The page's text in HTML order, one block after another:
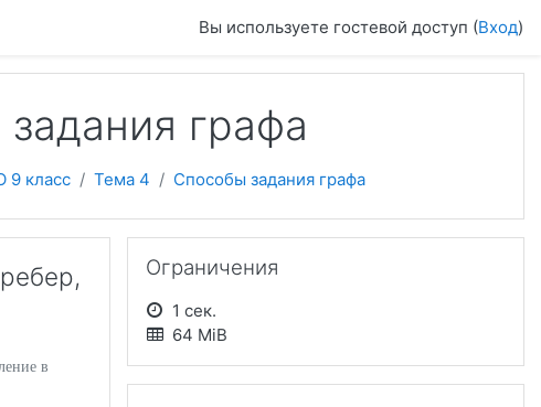
Вы используете гостевой доступ (Вход)
графа
класс Тема 4 Способы задания графа
в
Ограничения
1 сек.
64 MiB